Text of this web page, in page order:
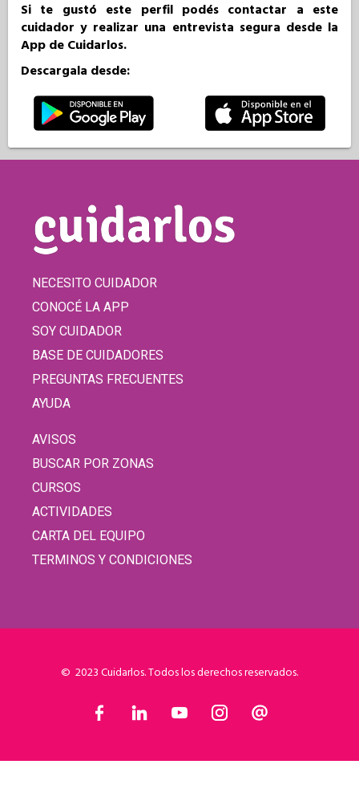
Si te gustó este perfil podés contactar a este
cuidador y realizar una entrevista segura desde la
App de Cuidarlos.
Descargala desde:
NECESITO CUIDADOR
CONOCÉ LA APP
SOY CUIDADOR
BASE DE CUIDADORES
PREGUNTAS FRECUENTES
AYUDA
AVISOS
BUSCAR POR ZONAS
CURSOS
ACTIVIDADES
CARTA DEL EQUIPO
TERMINOS Y CONDICIONES
© 2023 Cuidarlos. Todos los derechos reservados.